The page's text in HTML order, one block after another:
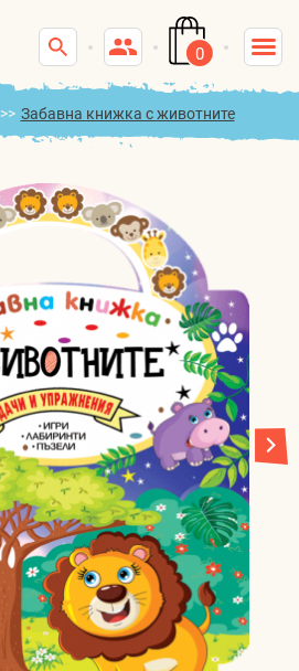
0
>> Забавна книжка с животните